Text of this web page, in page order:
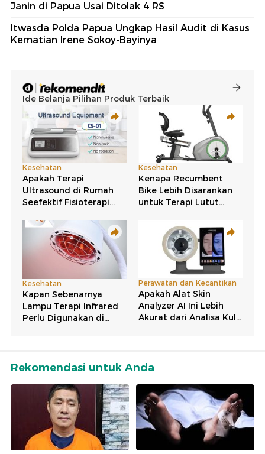
Janin di Papua Usai Ditolak 4 RS
Itwasda Polda Papua Ungkap Hasil Audit di Kasus
Kematian Irene Sokoy-Bayinya
Rekomendasi untuk Anda